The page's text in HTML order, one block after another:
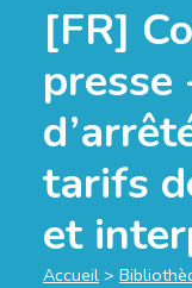
[FR]
tarifs
et
Accueil >